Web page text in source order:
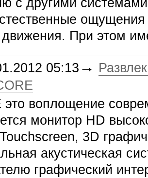
с другими
движения. При этом
05:13 →
это воплощение
монитор HD
3D
акустическая
графический